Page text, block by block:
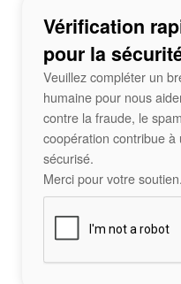
Vérification
pour la
Veuillez compléter un
humaine pour nous
contre la fraude, le
coopération contribue
sécurisé.
Merci pour votre soutien.